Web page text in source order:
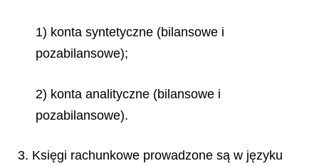
1) konta syntetyczne (bilansowe i
pozabilansowe);
2) konta analityczne (bilansowe i
pozabilansowe).
3. Księgi rachunkowe prowadzone są w języku